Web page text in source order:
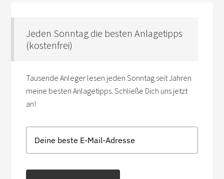
Jeden Sonntag die besten Anlagetipps
(kostenfrei)
Tausende Anleger lesen jeden Sonntag seit Jahren
meine besten Anlagetipps. Schließe Dich uns jetzt
an!